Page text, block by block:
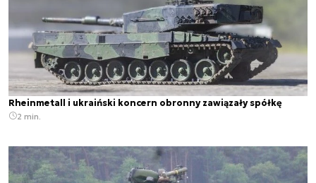
Rheinmetall i ukraiński koncern obronny zawiązały spółkę
2 min.